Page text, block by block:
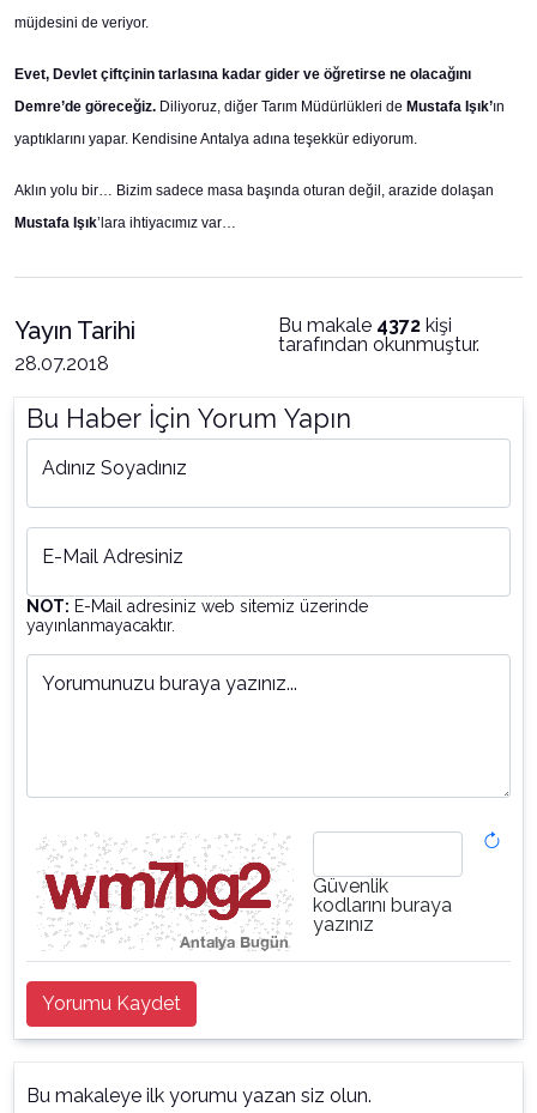
müjdesini de veriyor.
Evet, Devlet çiftçinin tarlasına kadar gider ve öğretirse ne olacağını
Demre’de göreceğiz. Diliyoruz, diğer Tarım Müdürlükleri de Mustafa Işık’ın
yaptıklarını yapar. Kendisine Antalya adına teşekkür ediyorum.
Aklın yolu bir… Bizim sadece masa başında oturan değil, arazide dolaşan
Mustafa Işık’lara ihtiyacımız var…
Yayın Tarihi
28.07.2018
Bu makale 4372 kişi
tarafından okunmuştur.
Bu Haber İçin Yorum Yapın
Adınız Soyadınız
E-Mail Adresiniz
NOT: E-Mail adresiniz web sitemiz üzerinde
yayınlanmayacaktır.
Yorumunuzu buraya yazınız...
Güvenlik
kodlarını buraya
yazınız
Yorumu Kaydet
Bu makaleye ilk yorumu yazan siz olun.